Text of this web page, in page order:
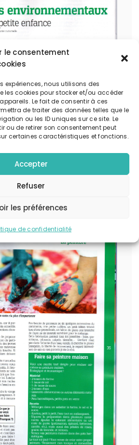
le consentement
expériences, nous utilisons des
les cookies pour stocker et/ou accéder
Le fait de consentir à ces
de traiter des données telles que le
ou les ID uniques sur ce site. Le
ou de retirer son consentement peut
certaines caractéristiques et fonctions.
Accepter
Refuser
les préférences
de confidentialité